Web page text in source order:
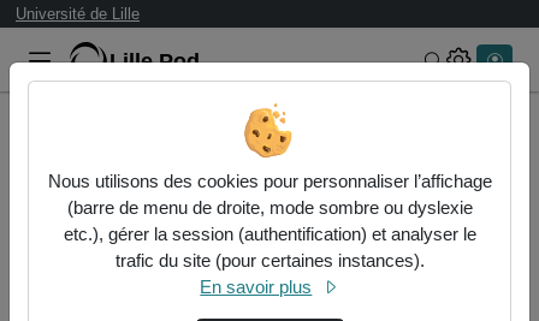
Université de Lille
Lille.Pod Rechercher
1 vidéo trouvée
Vidéo Statistiques de vues
Nous utilisons des cookies pour personnaliser l’affichage
(barre de menu de droite, mode sombre ou dyslexie
etc.), gérer la session (authentification) et analyser le
trafic du site (pour certaines instances).
En savoir plus